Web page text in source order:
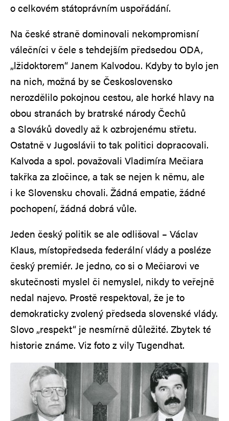
o celkovém státoprávním uspořádání.
Na české straně dominovali nekompromisní
válečníci v čele s tehdejším předsedou ODA,
„lžidoktorem“ Janem Kalvodou. Kdyby to bylo jen
na nich, možná by se Československo
nerozdělilo pokojnou cestou, ale horké hlavy na
obou stranách by bratrské národy Čechů
a Slováků dovedly až k ozbrojenému střetu.
Ostatně v Jugoslávii to tak politici dopracovali.
Kalvoda a spol. považovali Vladimíra Mečiara
takřka za zločince, a tak se nejen k němu, ale
i ke Slovensku chovali. Žádná empatie, žádné
pochopení, žádná dobrá vůle.
Jeden český politik se ale odlišoval – Václav
Klaus, místopředseda federální vlády a posléze
český premiér. Je jedno, co si o Mečiarovi ve
skutečnosti myslel či nemyslel, nikdy to veřejně
nedal najevo. Prostě respektoval, že je to
demokraticky zvolený předseda slovenské vlády.
Slovo „respekt“ je nesmírně důležité. Zbytek té
historie známe. Viz foto z vily Tugendhat.